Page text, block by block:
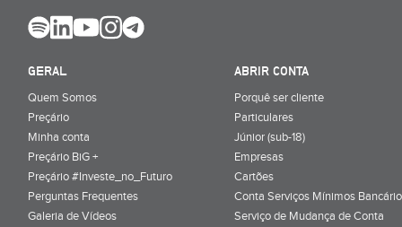
GERAL
Quem Somos
Preçário
Minha conta
Preçário BiG +
Preçário #Investe_no_Futuro
Perguntas Frequentes
Galeria de Vídeos
ABRIR CONTA
Porquê ser cliente
Particulares
Júnior (sub-18)
Empresas
Cartões
Conta Serviços Mínimos
Serviço de Mudança de Conta